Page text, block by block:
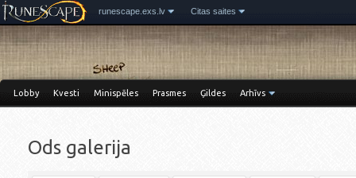
runescape.exs.lv Citas saites
Lobby Kvesti Minispēles Prasmes Ģildes Arhīvs
Ods galerija